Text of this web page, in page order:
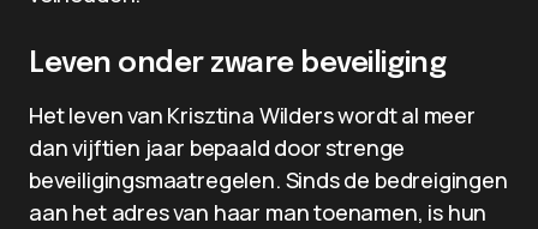
Leven onder zware beveiliging
Het leven van Krisztina Wilders wordt al meer
dan vijftien jaar bepaald door strenge
beveiligingsmaatregelen. Sinds de bedreigingen
aan het adres van haar man toenamen, is hun